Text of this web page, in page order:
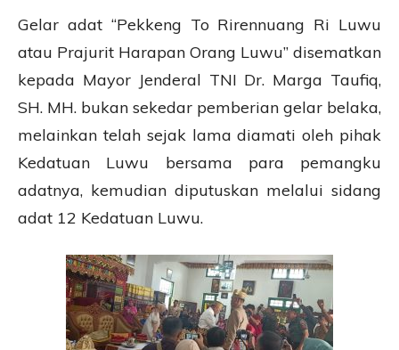
Gelar adat “Pekkeng To Rirennuang Ri Luwu
atau Prajurit Harapan Orang Luwu” disematkan
kepada Mayor Jenderal TNI Dr. Marga Taufiq,
SH. MH. bukan sekedar pemberian gelar belaka,
melainkan telah sejak lama diamati oleh pihak
Kedatuan Luwu bersama para pemangku
adatnya, kemudian diputuskan melalui sidang
adat 12 Kedatuan Luwu.